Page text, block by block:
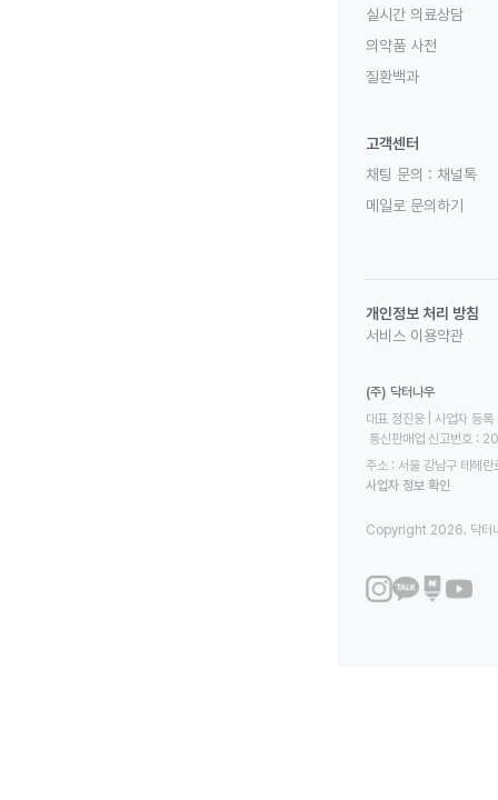
실시간 의료상담
의약품 사전
질환백과
고객센터
채팅 문의 : 채널톡
메일로 문의하기
개인정보 처리 방침
서비스 이용약관
(주) 닥터나우
대표 정진웅 | 사업자
통신판매업 신고번호
주소 : 서울 강남구 테헤
사업자 정보 확인
Copyright 2026. 닥터